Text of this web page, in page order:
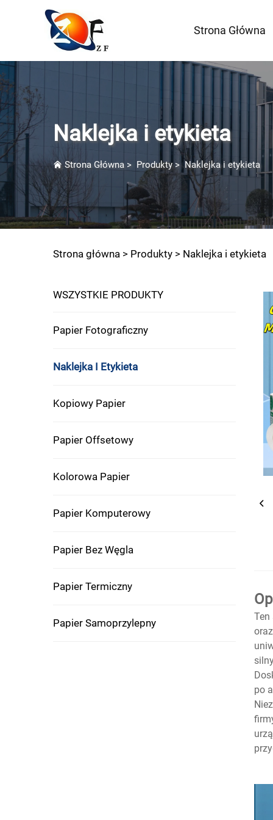
Strona Główna
Naklejka i etykieta
Strona Główna > Produkty>Naklejka i etykieta
Strona główna > Produkty > Naklejka i etykieta
WSZYSTKIE PRODUKTY
Papier Fotograficzny
Naklejka I Etykieta
Kopiowy Papier
Papier Offsetowy
Kolorowa Papier
Papier Komputerowy
Papier Bez Węgla
Papier Termiczny
Papier Samoprzylepny
Ten
po